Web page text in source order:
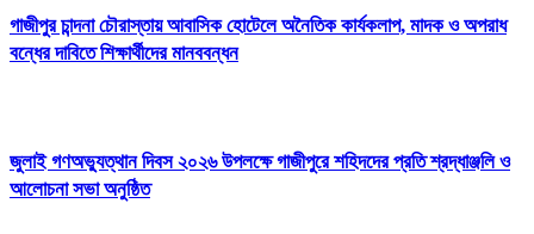
গাজীপুর চান্দনা চৌরাস্তায় আবাসিক হোটেলে অনৈতিক কার্যকলাপ, মাদক ও অপরাধ
বন্ধের দাবিতে শিক্ষার্থীদের মানববন্ধন
জুলাই গণঅভ্যুত্থান দিবস ২০২৬ উপলক্ষে গাজীপুরে শহিদদের প্রতি শ্রদ্ধাঞ্জলি ও
আলোচনা সভা অনুষ্ঠিত